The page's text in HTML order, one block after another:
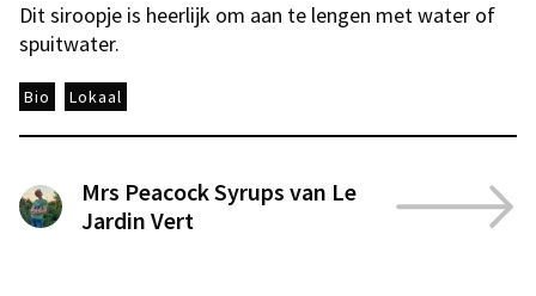
Dit siroopje is heerlijk om aan te lengen met water of
spuitwater.
Bio Lokaal
Mrs Peacock Syrups van Le
Jardin Vert